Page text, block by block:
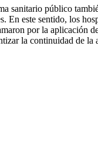
sanitario público
En este sentido, los
por la aplicación
la continuidad de